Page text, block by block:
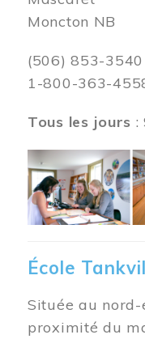
Moncton NB
(506) 853-3540
1-800-363-
Tous les jours :
Image
École
Située au nord-
proximité du